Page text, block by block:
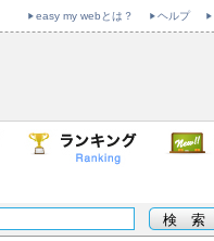
easy my webとは？ ヘルプ